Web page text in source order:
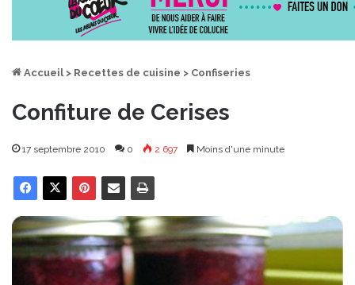
Accueil > Recettes de cuisine > Confiseries
Confiture de Cerises
17 septembre 2010 0 2 697 Moins d'une minute